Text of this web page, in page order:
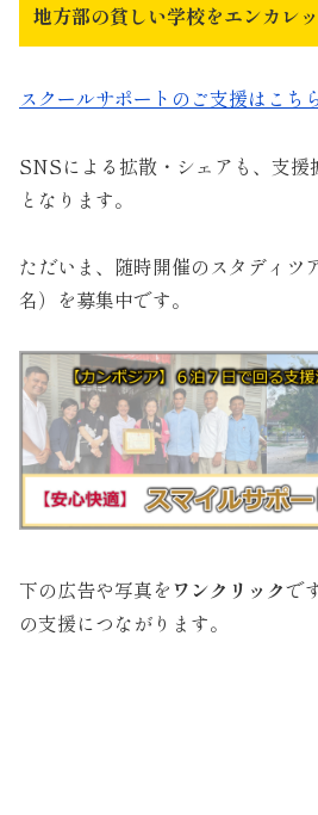
地方部の貧しい学校をエンカレ
スクールサポートのご支援はこちら
SNSによる拡散・シェアも、支援
となります。
ただいま、随時開催のスタディツ
名）を募集中です。
下の広告や写真をワンクリックで
の支援につながります。